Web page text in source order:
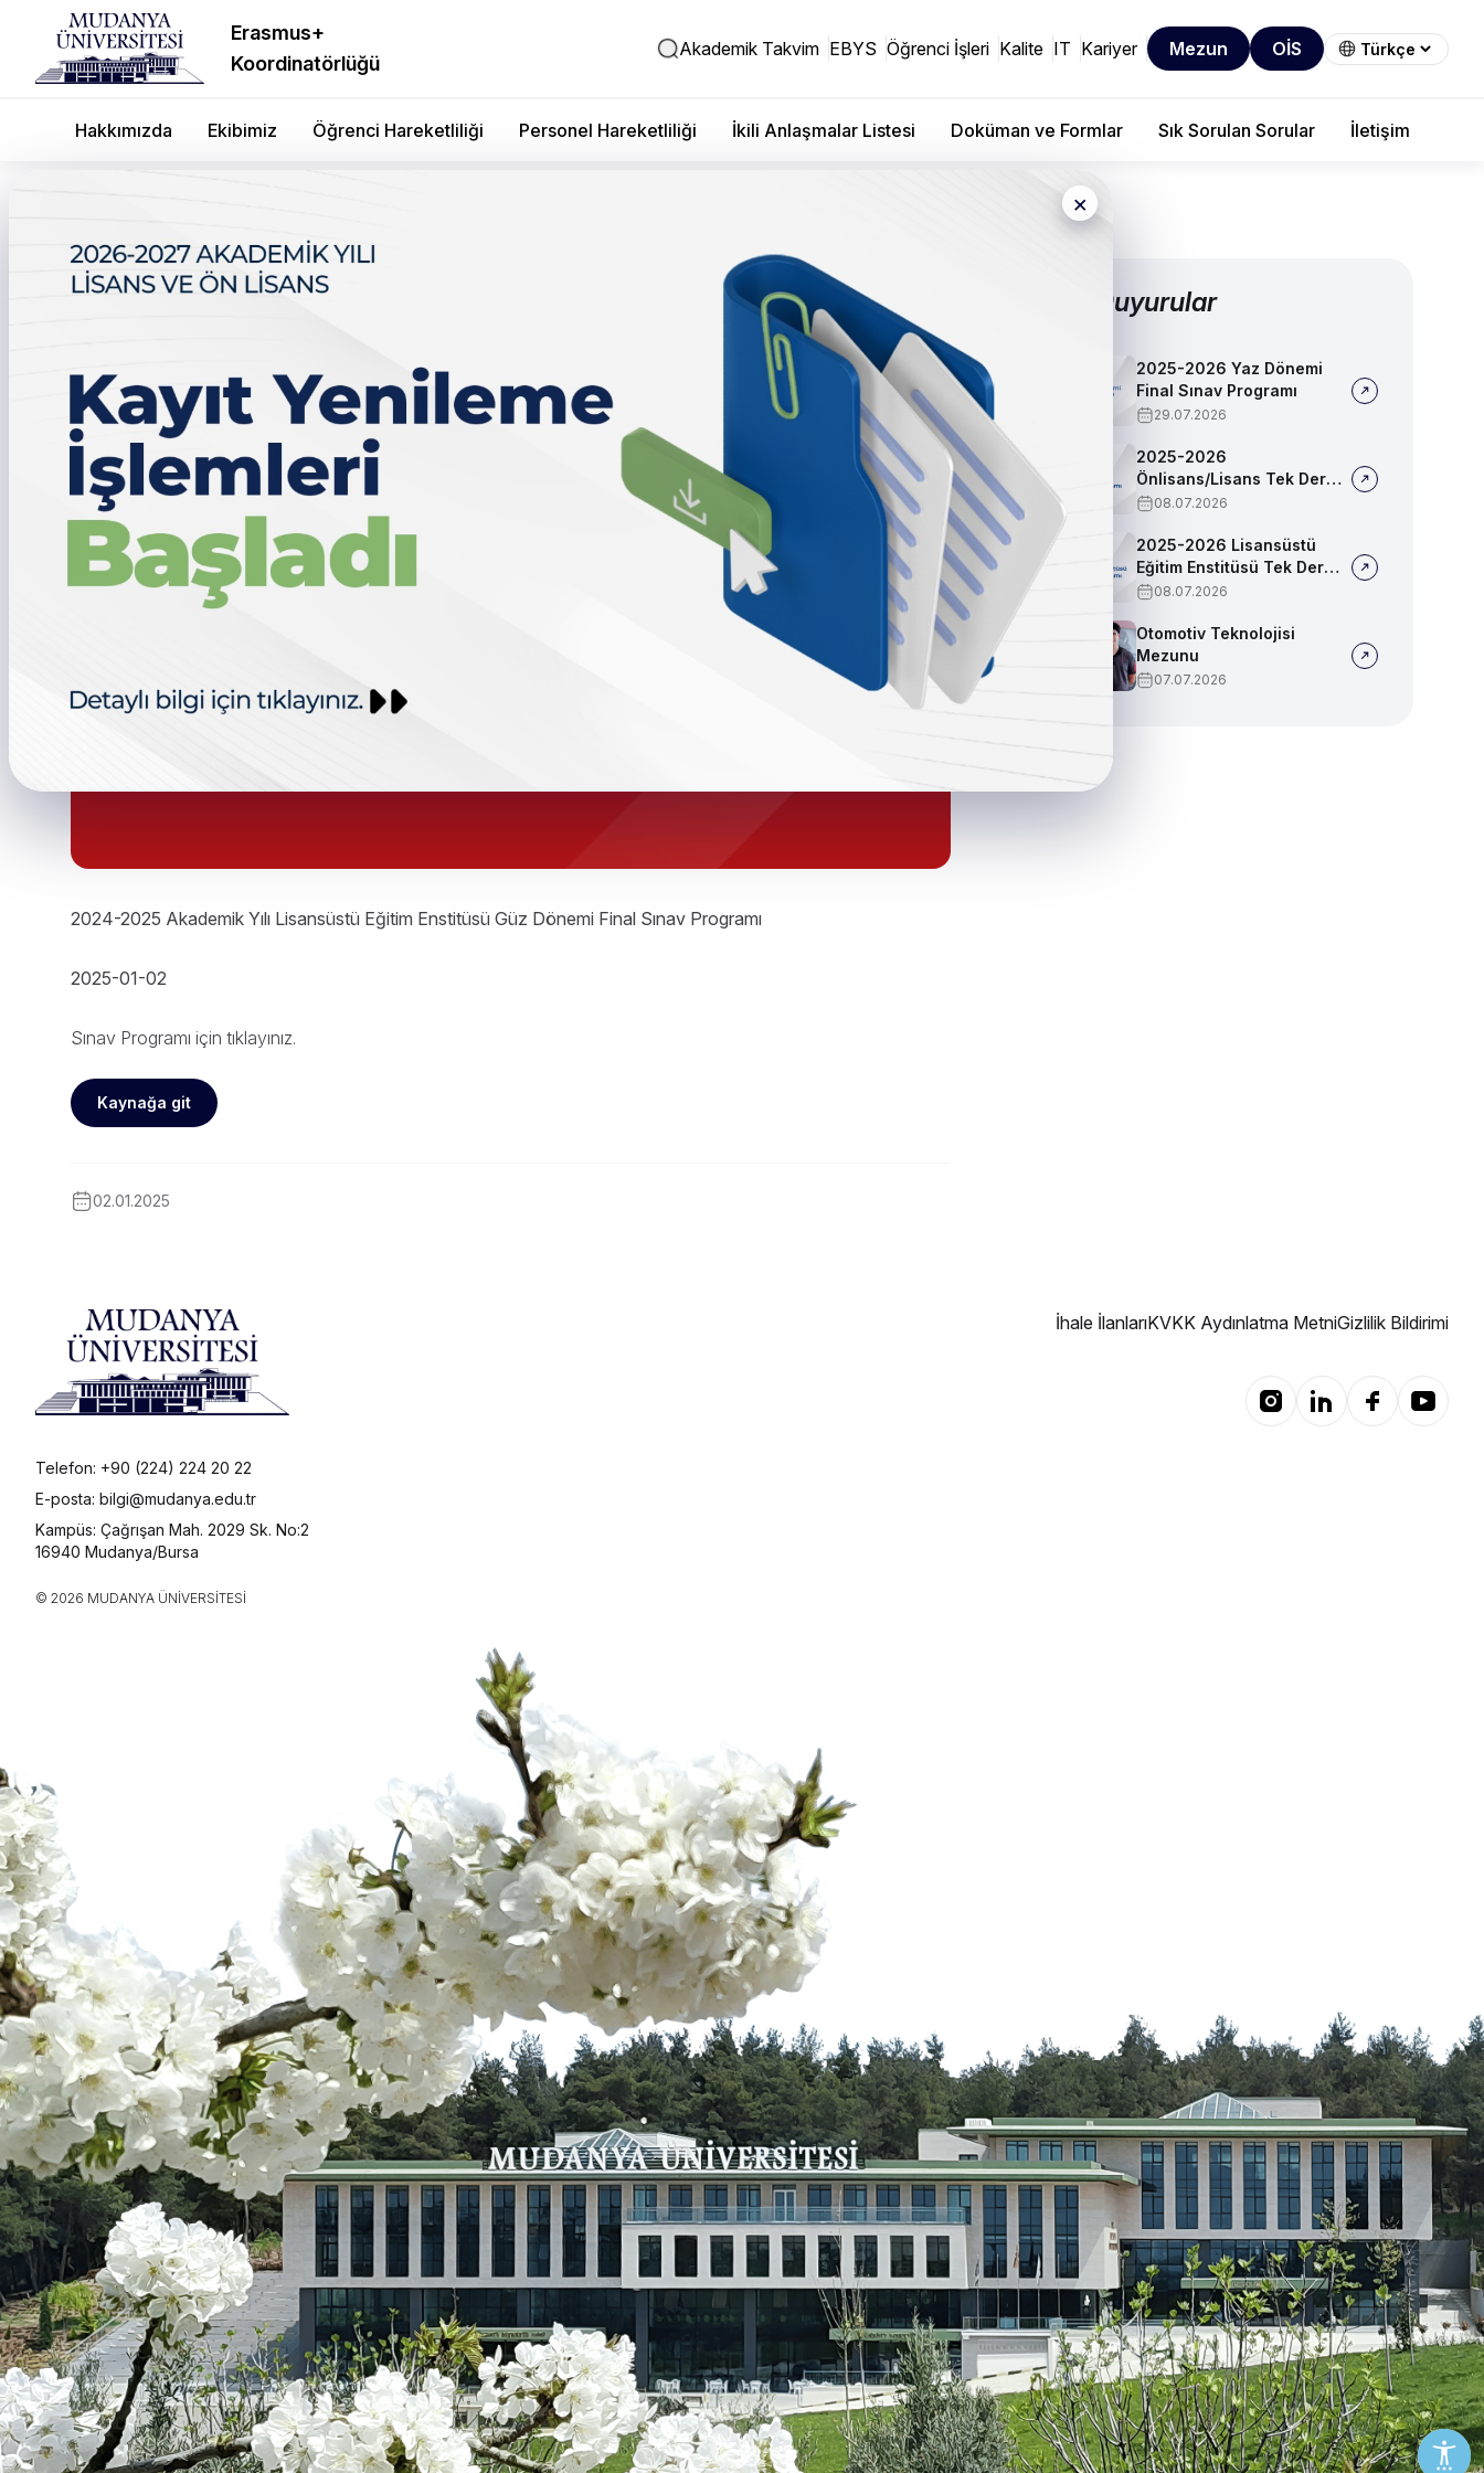
Erasmus+
Koordinatörlüğü
Akademik Takvim EBYS Öğrenci İşleri Kalite IT Kariyer Mezun OİS
Hakkımızda Ekibimiz Öğrenci Hareketliliği Personel Hareketliliği İkili Anlaşmalar Listesi Doküman ve Formlar Sık Sorulan Sorular İletişim
×
2024-2025 Akademik Yılı Lisansüstü Eğitim
Enstitüsü Güz Dönemi Final Sınav Programı
2024-2025 Akademik Yılı Lisansüstü Eğitim Enstitüsü Güz Dönemi Final Sınav Programı
2025-01-02
Sınav Programı için tıklayınız.
Kaynağa git
02.01.2025
Diğer Duyurular
2025-2026 Yaz Dönemi
Final Sınav Programı
29.07.2026
2025-2026
Önlisans/Lisans Tek Ders
Sınav Programı
08.07.2026
2025-2026 Lisansüstü
Eğitim Enstitüsü Tek Ders
Sınav Programı
08.07.2026
Otomotiv Teknolojisi
Mezunu
07.07.2026
Telefon: +90 (224) 224 20 22
E-posta: bilgi@mudanya.edu.tr
Kampüs: Çağrışan Mah. 2029 Sk. No:2
16940 Mudanya/Bursa
© 2026 MUDANYA ÜNIVERSITESI
İhale İlanlarıKVKK Aydınlatma MetniGizlilik Bildirimi